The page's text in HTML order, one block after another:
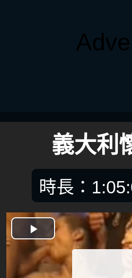
義大利
時長：
開
始